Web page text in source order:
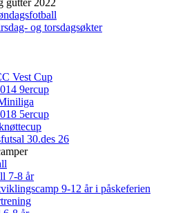
gutter 2022
og torsdagsøkter
Vest Cup
9ercup
5ercup
30.des 26
7-8 år
9-12 år i påskeferien